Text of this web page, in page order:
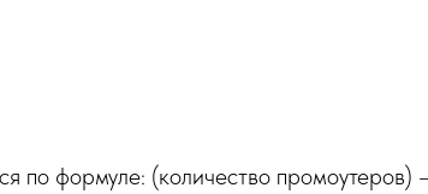
по формуле: (количество